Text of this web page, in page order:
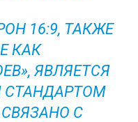
16:9, ТАКЖЕ
КАК
ЯВЛЯЕТСЯ
С